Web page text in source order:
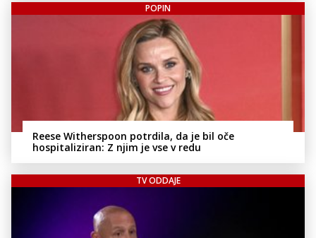
POPIN
Reese Witherspoon potrdila, da je bil oče
hospitaliziran: Z njim je vse v redu
TV ODDAJE